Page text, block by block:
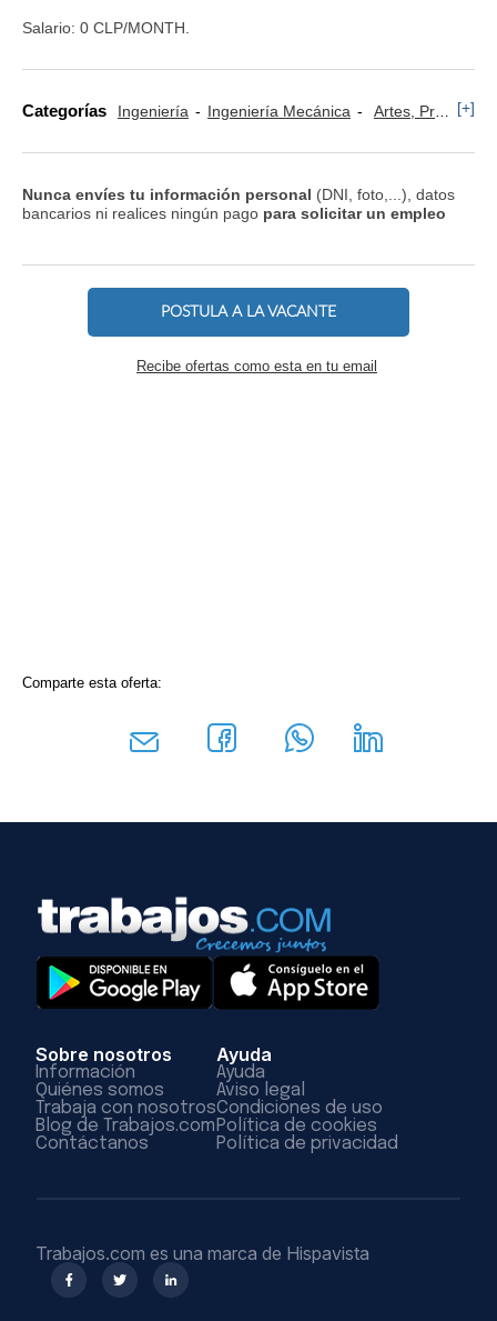
Salario: 0 CLP/MONTH.
Categorías Ingeniería Ingeniería Mecánica Artes, Profesiones y Oficios [+]
Nunca envíes tu información personal (DNI, foto,...), datos
bancarios ni realices ningún pago para solicitar un empleo
POSTULA A LA VACANTE
Recibe ofertas como esta en tu email
Comparte esta oferta:
Sobre nosotros
Información
Quiénes somos
Trabaja con nosotros
Blog de Trabajos.com
Contáctanos
Ayuda
Ayuda
Aviso legal
Condiciones de uso
Política de cookies
Política de privacidad
Trabajos.com es una marca de Hispavista